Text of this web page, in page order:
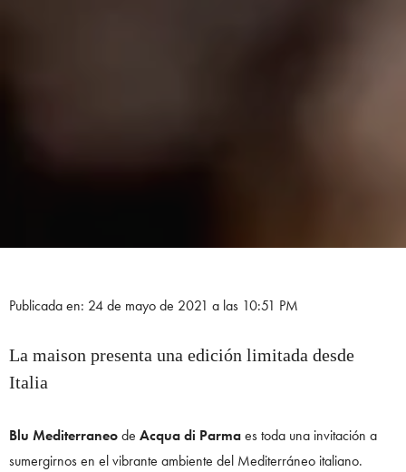
Publicada en: 24 de mayo de 2021 a las 10:51 PM
La maison presenta una edición limitada desde
Italia
Blu Mediterraneode Acqua di Parmaes toda una invitación a
sumergirnos en el vibrante ambiente del Mediterráneo italiano.